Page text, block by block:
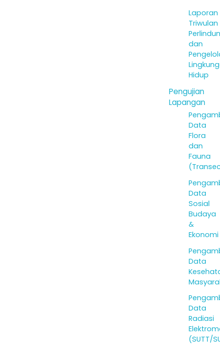
Laporan
Triwulan
dan
Hidup
Pengujian
Lapangan
Data
Flora
dan
Fauna
Data
Sosial
Budaya
&
Ekonomi
Data
Data
Radiasi
(SUTT/